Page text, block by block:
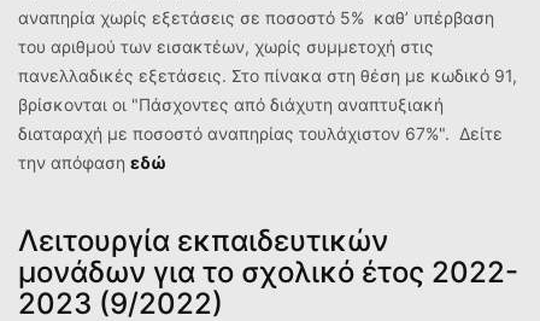
αναπηρία χωρίς εξετάσεις σε ποσοστό 5% καθ’ υπέρβαση
του αριθμού των εισακτέων, χωρίς συμμετοχή στις
πανελλαδικές εξετάσεις. Στο πίνακα στη θέση με κωδικό 91,
βρίσκονται οι "Πάσχοντες από διάχυτη αναπτυξιακή
διαταραχή με ποσοστό αναπηρίας τουλάχιστον 67%". Δείτε
την απόφαση εδώ
Λειτουργία εκπαιδευτικών
μονάδων για το σχολικό έτος 2022-
2023 (9/2022)